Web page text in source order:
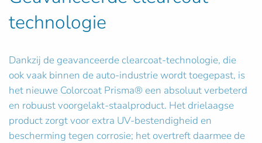
technologie
Dankzij de geavanceerde clearcoat-technologie, die
ook vaak binnen de auto-industrie wordt toegepast, is
het nieuwe Colorcoat Prisma® een absoluut verbeterd
en robuust voorgelakt-staalproduct. Het drielaagse
product zorgt voor extra UV-bestendigheid en
bescherming tegen corrosie; het overtreft daarmee de